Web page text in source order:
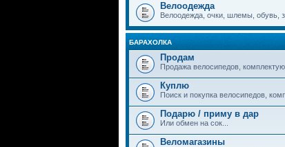
Велоодежда
Велоодежда, очки, шлемы, обувь,
БАРАХОЛКА
Продам
Продажа велосипедов,
Куплю
Поиск и покупка велосипедов,
Подарю / приму в дар
Или обмен на сок...
Веломагазины